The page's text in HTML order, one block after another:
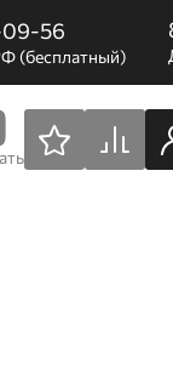
56
(бесплатный)